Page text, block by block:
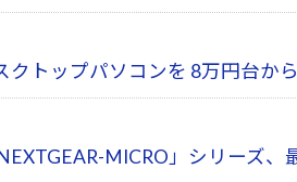
クトップパソコンを 8万円台
MICRO」シリーズ